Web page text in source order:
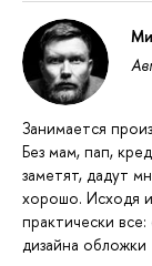
Занимается
Без мам, пап,
заметят, дадут
хорошо. Исходя
практически
дизайна обложки